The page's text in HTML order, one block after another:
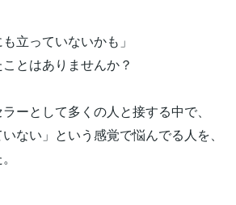
立っていないかも」
とはありませんか？
ーとして多くの人と接する中で、
ない」という感覚で悩んでる人を、